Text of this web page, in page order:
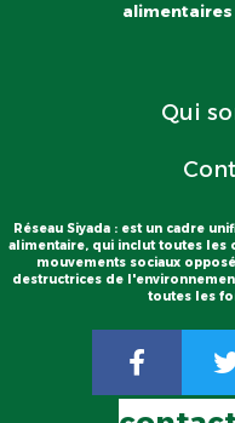
Qui
Réseau Siyada : est un cadre
alimentaire, qui inclut toutes les
mouvements sociaux
destructrices de
toutes les